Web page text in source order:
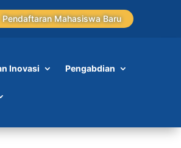
Pendaftaran Mahasiswa Baru
Inovasi Pengabdian